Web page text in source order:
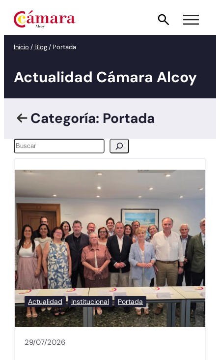
Inicio / Blog/ Portada
Actualidad Cámara Alcoy
Categoría: Portada
Buscar
Actualidad Institucional Portada
29/07/2026